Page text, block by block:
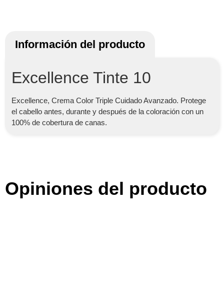
Información del producto
Excellence Tinte 10
Excellence, Crema Color Triple Cuidado Avanzado. Protege
el cabello antes, durante y después de la coloración con un
100% de cobertura de canas.
Opiniones del producto